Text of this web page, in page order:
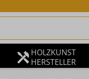
HOLZKUNST
HERSTELLER